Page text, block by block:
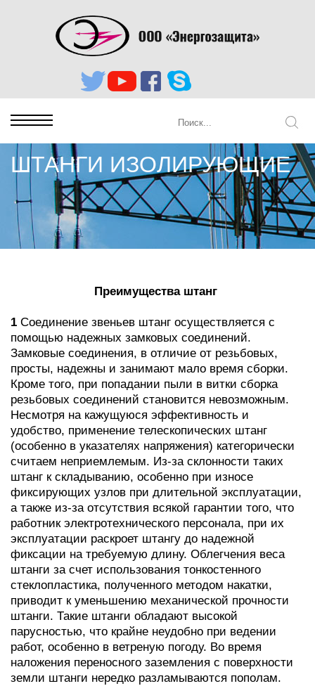
ШТАНГИ ИЗОЛИРУЮЩИЕ
Преимущества штанг
1 Соединение звеньев штанг осуществляется с
помощью надежных замковых соединений.
Замковые соединения, в отличие от резьбовых,
просты, надежны и занимают мало время сборки.
Кроме того, при попадании пыли в витки сборка
резьбовых соединений становится невозможным.
Несмотря на кажущуюся эффективность и
удобство, применение телескопических штанг
(особенно в указателях напряжения) категорически
считаем неприемлемым. Из-за склонности таких
штанг к складыванию, особенно при износе
фиксирующих узлов при длительной эксплуатации,
а также из-за отсутствия всякой гарантии того, что
работник электротехнического персонала, при их
эксплуатации раскроет штангу до надежной
фиксации на требуемую длину. Облегчения веса
штанги за счет использования тонкостенного
стеклопластика, полученного методом накатки,
приводит к уменьшению механической прочности
штанги. Такие штанги обладают высокой
парусностью, что крайне неудобно при ведении
работ, особенно в ветреную погоду. Во время
наложения переносного заземления с поверхности
земли штанги нередко разламываются пополам.